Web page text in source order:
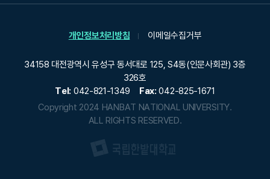
개인정보처리방침 이메일수집거부
34158 대전광역시 유성구 동서대로 125, S4동(인문사회관) 3층
326호
Tel: 042-821-1349 Fax: 042-825-1671
Copyright 2024 HANBAT NATIONAL UNIVERSITY.
ALL RIGHTS RESERVED.